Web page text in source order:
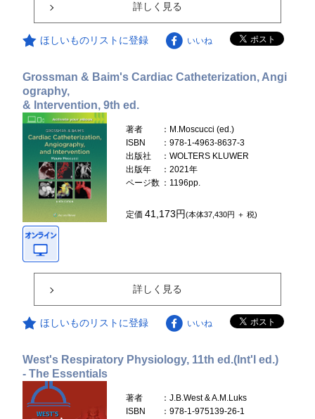
詳しく見る
ほしいものリストに登録 いいね
Grossman & Baim's Cardiac Catheterization, Angi
ography,
& Intervention, 9th ed.
著者
：M.Moscucci (ed.)
ISBN
：978-1-4963-8637-3
出版社
：WOLTERS KLUWER
出版年
：2021年
ページ数 ：1196pp.
定価41,173円(本体37,430円 ＋ 税)
詳しく見る
ほしいものリストに登録 いいね
West's Respiratory Physiology, 11th ed.(Int'l ed.)
- The Essentials
著者
：J.B.West & A.M.Luks
ISBN
：978-1-975139-26-1